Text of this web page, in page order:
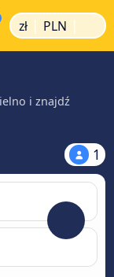
zł | PLN |
i znajdź
1